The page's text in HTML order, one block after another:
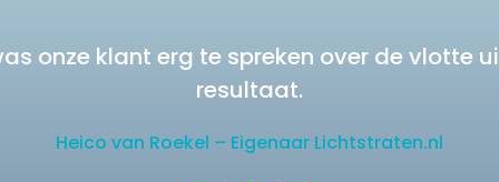
onze klant erg te spreken over de vlotte
resultaat.
Heico van Roekel – Eigenaar Lichtstraten.nl